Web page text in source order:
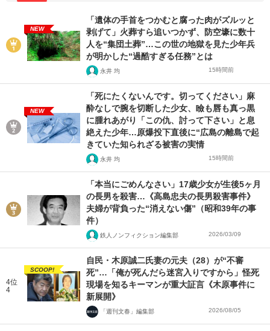
NEW
「遺体の手首をつかむと腐った肉がズルッと
剥げて」火葬すら追いつかず、防空壕に数十
人を“集団土葬”…この世の地獄を見た少年兵
が明かした“過酷すぎる任務”とは
永井 均 15時間前
NEW
「死にたくないんです。切ってください」麻
酔なしで腕を切断した少女、瞼も唇も真っ黒
に腫れあがり「この仇、討って下さい」と息
絶えた少年…原爆投下直後に“広島の離島で起
きていた知られざる被害の実情
永井 均 15時間前
「本当にごめんなさい」17歳少女が生後5ヶ月
の長男を殺害…《高島忠夫の長男殺害事件》
夫婦が背負った“消えない傷”（昭和39年の事
件）
鉄人ノンフィクション編集部 2026/03/09
4位
4
SCOOP!
自民・木原誠二氏妻の元夫（28）が“不審
死”…「俺が死んだら迷宮入りですから」怪死
現場を知るキーマンが重大証言《木原事件に
新展開》
「週刊文春」編集部 2026/08/05